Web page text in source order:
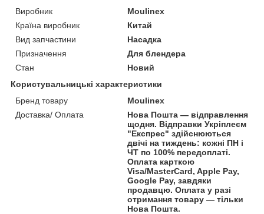
Виробник
Moulinex
Країна виробник
Китай
Вид запчастини
Насадка
Призначення
Для блендера
Стан
Новий
Користувальницькі характеристики
Бренд товару
Moulinex
Доставка/ Оплата
Нова Пошта — відправлення
щодня. Відправки Укріплеєм
"Експрес" здійснюються
двічі на тиждень: кожні ПН і
ЧТ по 100% передоплаті.
Оплата карткою
Visa/MasterCard, Apple Pay,
Google Pay, завдяки
продавцю. Оплата у разі
отримання товару — тільки
Нова Пошта.